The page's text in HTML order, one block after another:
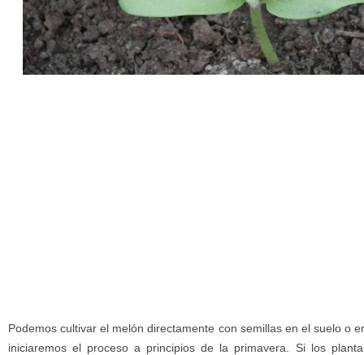
Podemos cultivar el melón directamente con semillas en el suelo o
iniciaremos el proceso a principios de la primavera. Si los